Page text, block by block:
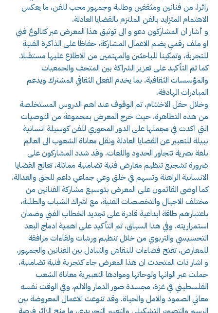
زائرا، من فنانين ومثقفين وطلبة وجمهور محب للفن، ما يعكس
الاهتمام المتزايد بالفن الملتزم بالقضايا العادلة.
و أشار ان المشاركون دعو و الى توثيق هذا المعرض عبر كتالوغ فني
او ملف رقمي يضم الاعمال المشاركة، حفاظا على الذاكرة الفنية
للتجربة، وتمكينا للباحثين والمهتمين من الاطلاع عليها مستقبلا.
كما تم التأكيد على تعزيز الشراكة بين المتحف والجمعيات
والمؤسسات الثقافية، بما يخدم الفعل الثقافي المشترك ويدعم
المبادرات الهادفة.
وخلال حفل الاختتام، تم الوقوف عند اهم الدروس المستخلصة
من هذه التظاهرة، حيث خرج المعرض بمجموعة من التوصيات
التي اكدت في مجملها على الدور المحوري للفن كوسيلة انسانية
نبيلة للتعبير عن القضايا العادلة ونقل معاناة الشعوب الى العالم
بلغة بصرية تتجاوز الحدود واللغات. وقد شدد المشاركون على
ضرورة تشجيع تنظيم معارض فنية تضامنية مماثلة، تعالج القضايا
الانسانية الراهنة وتسهم في خلق وعي جماعي داعم للحق والعدالة.
كما اوصى القائمون على المعرض بتوسيع مشاركة الفنانين من
مختلف الاجيال والتخصصات الفنية، مع اشراك الشباب والطلبة،
باعتبارهم طاقة ابداعية قادرة على تجديد الخطاب الفني وضمان
استمراريته. وفي هذا السياق، تم التأكيد على اهمية ادماج البعد
التحسيسي والتربوي من خلال تنظيم ورشات ولقاءات مرافقة
للمعارض، تفتح فضاءات للنقاش والتبادل بين الفنانين والجمهور.
و اشار ذات المتحدث ان هذا المعرض جاء كتجربة فنية تضامنية،
حملت عبر الوانها ولوحاتها وموادها التعبيرية معاناة الشعب
الفلسطيني في غزة، مجسدة صور الدمار والالم، وفي الوقت نفسه
معاني الصمود والامل والحياة. وقد تنوعت الاعمال المعروضة بين